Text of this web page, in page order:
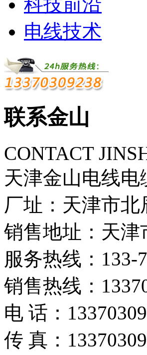
电线技术
联系金山
CONTACT
天津金山电线电
厂址：天津市
销售地址：天津
服务热线：133-
销售热线：
电 话：
传 真：